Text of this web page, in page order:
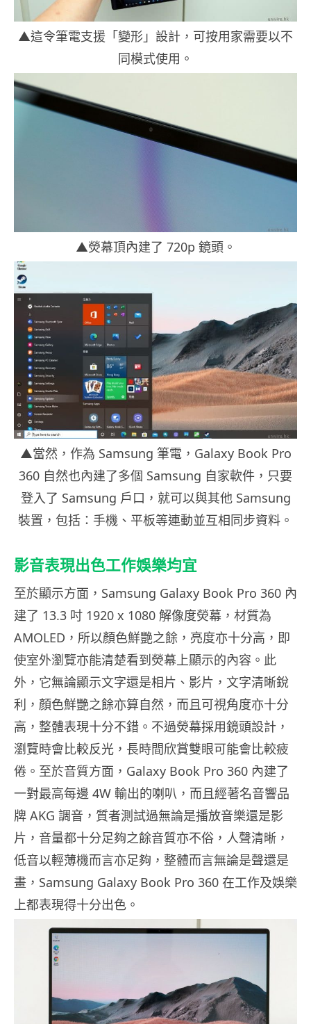
▲這令筆電支援「變形」設計，可按用家需要以不
同模式使用。
▲熒幕頂內建了 720p 鏡頭。
▲當然，作為 Samsung 筆電，Galaxy Book Pro
360 自然也內建了多個 Samsung 自家軟件，只要
登入了 Samsung 戶口，就可以與其他 Samsung
裝置，包括：手機、平板等連動並互相同步資料。
影音表現出色工作娛樂均宜
至於顯示方面，Samsung Galaxy Book Pro 360 內
建了 13.3 吋 1920 x 1080 解像度熒幕，材質為
AMOLED，所以顏色鮮艷之餘，亮度亦十分高，即
使室外瀏覽亦能清楚看到熒幕上顯示的內容。此
外，它無論顯示文字還是相片、影片，文字清晰銳
利，顏色鮮艷之餘亦算自然，而且可視角度亦十分
高，整體表現十分不錯。不過熒幕採用鏡頭設計，
瀏覽時會比較反光，長時間欣賞雙眼可能會比較疲
倦。至於音質方面，Galaxy Book Pro 360 內建了
一對最高每邊 4W 輸出的喇叭，而且經著名音響品
牌 AKG 調音，質者測試過無論是播放音樂還是影
片，音量都十分足夠之餘音質亦不俗，人聲清晰，
低音以輕薄機而言亦足夠，整體而言無論是聲還是
畫，Samsung Galaxy Book Pro 360 在工作及娛樂
上都表現得十分出色。